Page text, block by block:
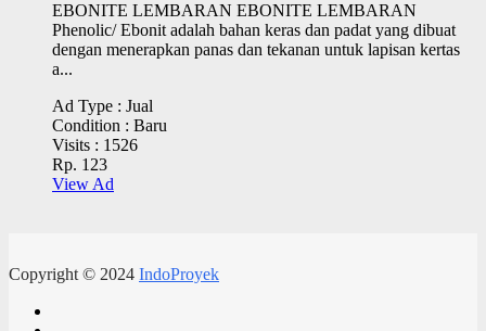
EBONITE LEMBARAN EBONITE LEMBARAN
Phenolic/ Ebonit adalah bahan keras dan padat yang dibuat
dengan menerapkan panas dan tekanan untuk lapisan kertas
a...
Ad Type : Jual
Condition : Baru
Visits : 1526
Rp. 123
View Ad
Copyright © 2024 IndoProyek